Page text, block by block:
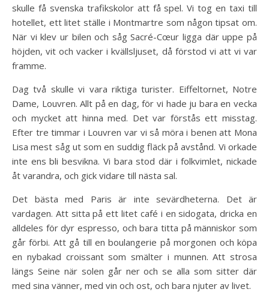
skulle få svenska trafikskolor att få spel. Vi tog en taxi till
hotellet, ett litet ställe i Montmartre som någon tipsat om.
När vi klev ur bilen och såg Sacré-Cœur ligga där uppe på
höjden, vit och vacker i kvällsljuset, då förstod vi att vi var
framme.
Dag två skulle vi vara riktiga turister. Eiffeltornet, Notre
Dame, Louvren. Allt på en dag, för vi hade ju bara en vecka
och mycket att hinna med. Det var förstås ett misstag.
Efter tre timmar i Louvren var vi så möra i benen att Mona
Lisa mest såg ut som en suddig fläck på avstånd. Vi orkade
inte ens bli besvikna. Vi bara stod där i folkvimlet, nickade
åt varandra, och gick vidare till nästa sal.
Det bästa med Paris är inte sevärdheterna. Det är
vardagen. Att sitta på ett litet café i en sidogata, dricka en
alldeles för dyr espresso, och bara titta på människor som
går förbi. Att gå till en boulangerie på morgonen och köpa
en nybakad croissant som smälter i munnen. Att strosa
längs Seine när solen går ner och se alla som sitter där
med sina vänner, med vin och ost, och bara njuter av livet.